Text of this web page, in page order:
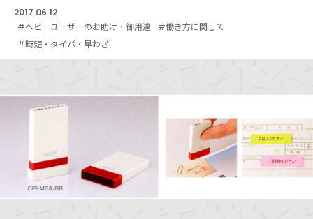
2017.06.12
#ヘビーユーザーのお助け・御用達
#働き方に関して
#時短・タイパ・早わざ